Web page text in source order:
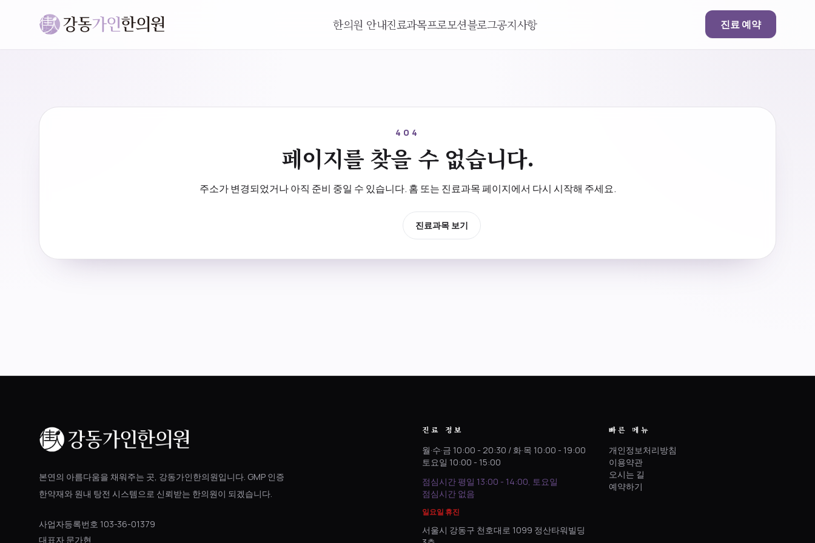
한의원 안내진료과목프로모션블로그공지사항 진료 예약
404
페이지를 찾을 수 없습니다.
주소가 변경되었거나 아직 준비 중일 수 있습니다. 홈 또는 진료과목 페이지에서 다시 시작해 주세요.
진료과목 보기
본연의 아름다움을 채워주는 곳, 강동가인한의원입니다. GMP 인증
한약재와 원내 탕전 시스템으로 신뢰받는 한의원이 되겠습니다.
사업자등록번호 103-36-01379
대표자 문가현
진료 정보
월·수·금 10:00 - 20:30 / 화·목 10:00 - 19:00
토요일 10:00 - 15:00
점심시간 평일 13:00 - 14:00, 토요일
점심시간 없음
일요일 휴진
서울시 강동구 천호대로 1099 정산타워빌딩
빠른 메뉴
개인정보처리방침
이용약관
오시는 길
예약하기